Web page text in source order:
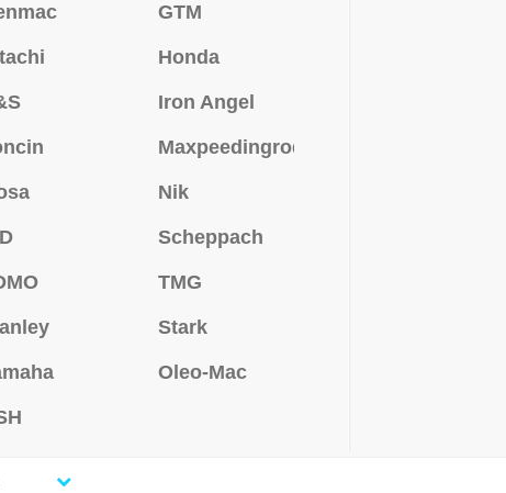
GTM
Honda
Iron Angel
Maxpeedingrods
Nik
Scheppach
TMG
Stark
Oleo-Mac